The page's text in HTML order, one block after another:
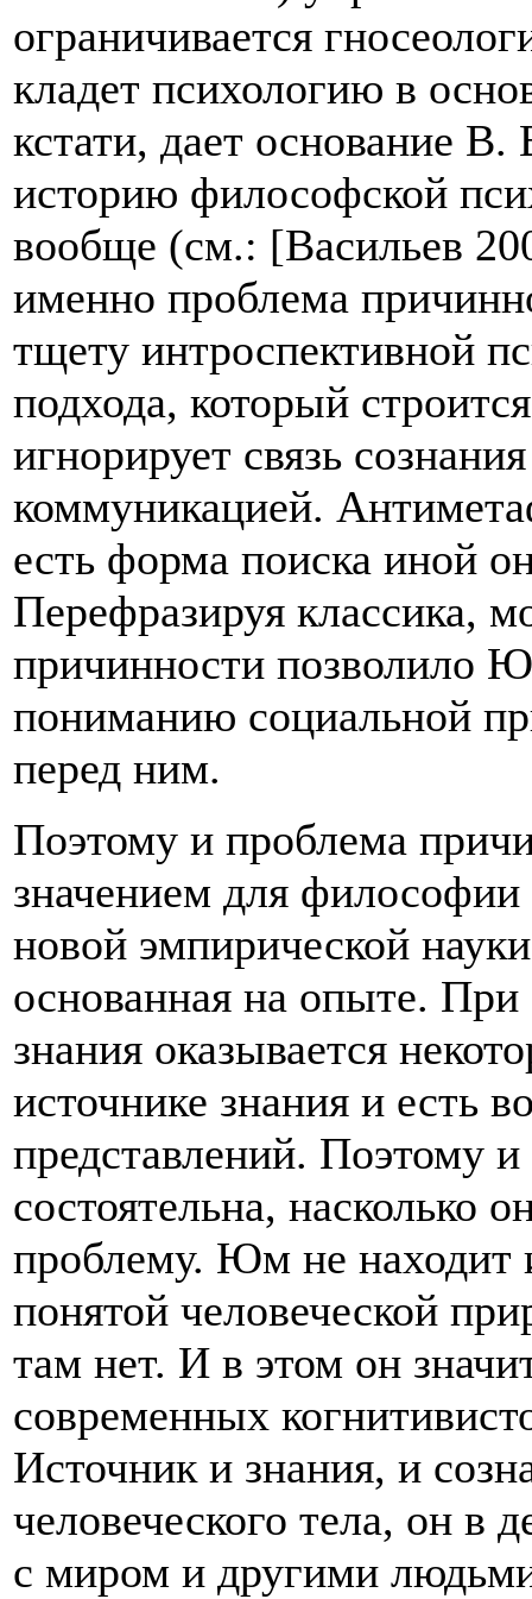
ограничивается
кладет психологию в
кстати, дает основание
историю философской
вообще (см.: [Васильев
именно проблема
тщету интроспективной
подхода, который
игнорирует связь
коммуникацией.
есть форма поиска иной
Перефразируя классика,
причинности позволило
пониманию социальной
перед ним.
Поэтому и проблема
значением для
новой эмпирической
основанная на опыте.
знания оказывается
источнике знания и есть
представлений. Поэтому и
состоятельна, насколько
проблему. Юм не находит
понятой человеческой
там нет. И в этом он
современных
Источник и знания, и
человеческого тела, он в
с миром и другими